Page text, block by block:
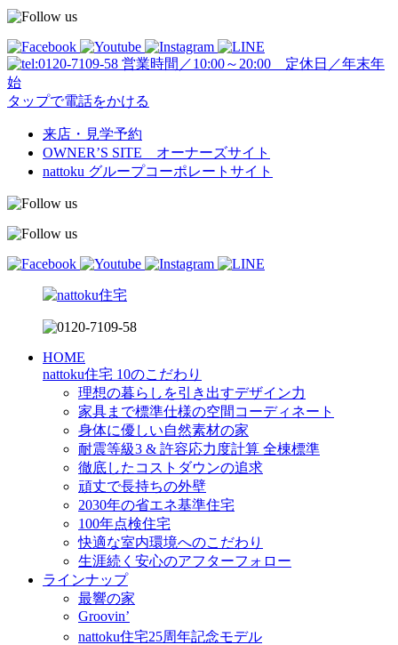
営業時間／10:00～20:00 定休日／年末年
始
タップで電話をかける
来店・見学予約
OWNER’S SITE オーナーズサイト
nattoku グループコーポレートサイト
HOME
nattoku住宅 10のこだわり
理想の暮らしを引き出すデザイン力
家具まで標準仕様の空間コーディネート
身体に優しい自然素材の家
耐震等級3 & 許容応力度計算 全棟標準
徹底したコストダウンの追求
頑丈で長持ちの外壁
2030年の省エネ基準住宅
100年点検住宅
快適な室内環境へのこだわり
生涯続く安心のアフターフォロー
ラインナップ
最響の家
Groovin’
nattoku住宅25周年記念モデル